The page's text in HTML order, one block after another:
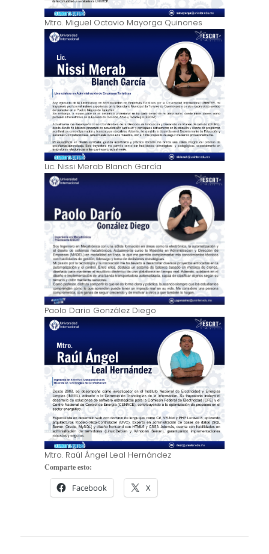
Mtro. Miguel Octavio Mayorga Quinones
Lic. Nissi Merab Blanch García
Paolo Dario González Diego
Mtro. Raúl Ángel Leal Hernández
Comparte esto:
Facebook X